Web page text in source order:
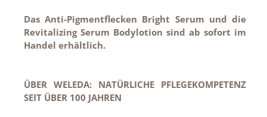
Das Anti-Pigmentflecken Bright Serum und die
Revitalizing Serum Bodylotion sind ab sofort im
Handel erhältlich.
ÜBER WELEDA: NATÜRLICHE PFLEGEKOMPETENZ
SEIT ÜBER 100 JAHREN